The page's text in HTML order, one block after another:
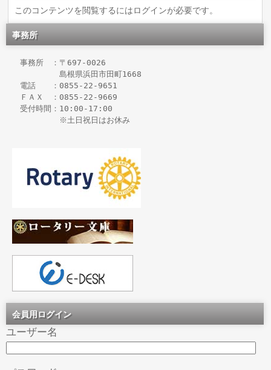
キ
ッ
プ
このコンテンツを閲覧するにはログインが必要です。
事務所
事務所　：〒697-0026
島根県浜田市田町1668
電話　　：0855-22-9651
ＦＡＸ　：0855-22-9669
受付時間：10:00-17:00
会員用ログイン
ユーザー名